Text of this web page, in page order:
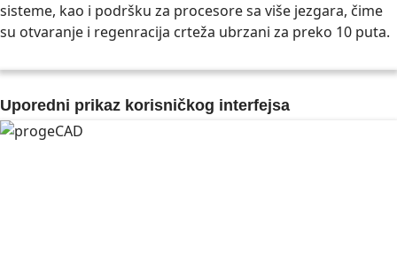
sisteme, kao i podršku za procesore sa više jezgara, čime
su otvaranje i regenracija crteža ubrzani za preko 10 puta.
Uporedni prikaz korisničkog interfejsa